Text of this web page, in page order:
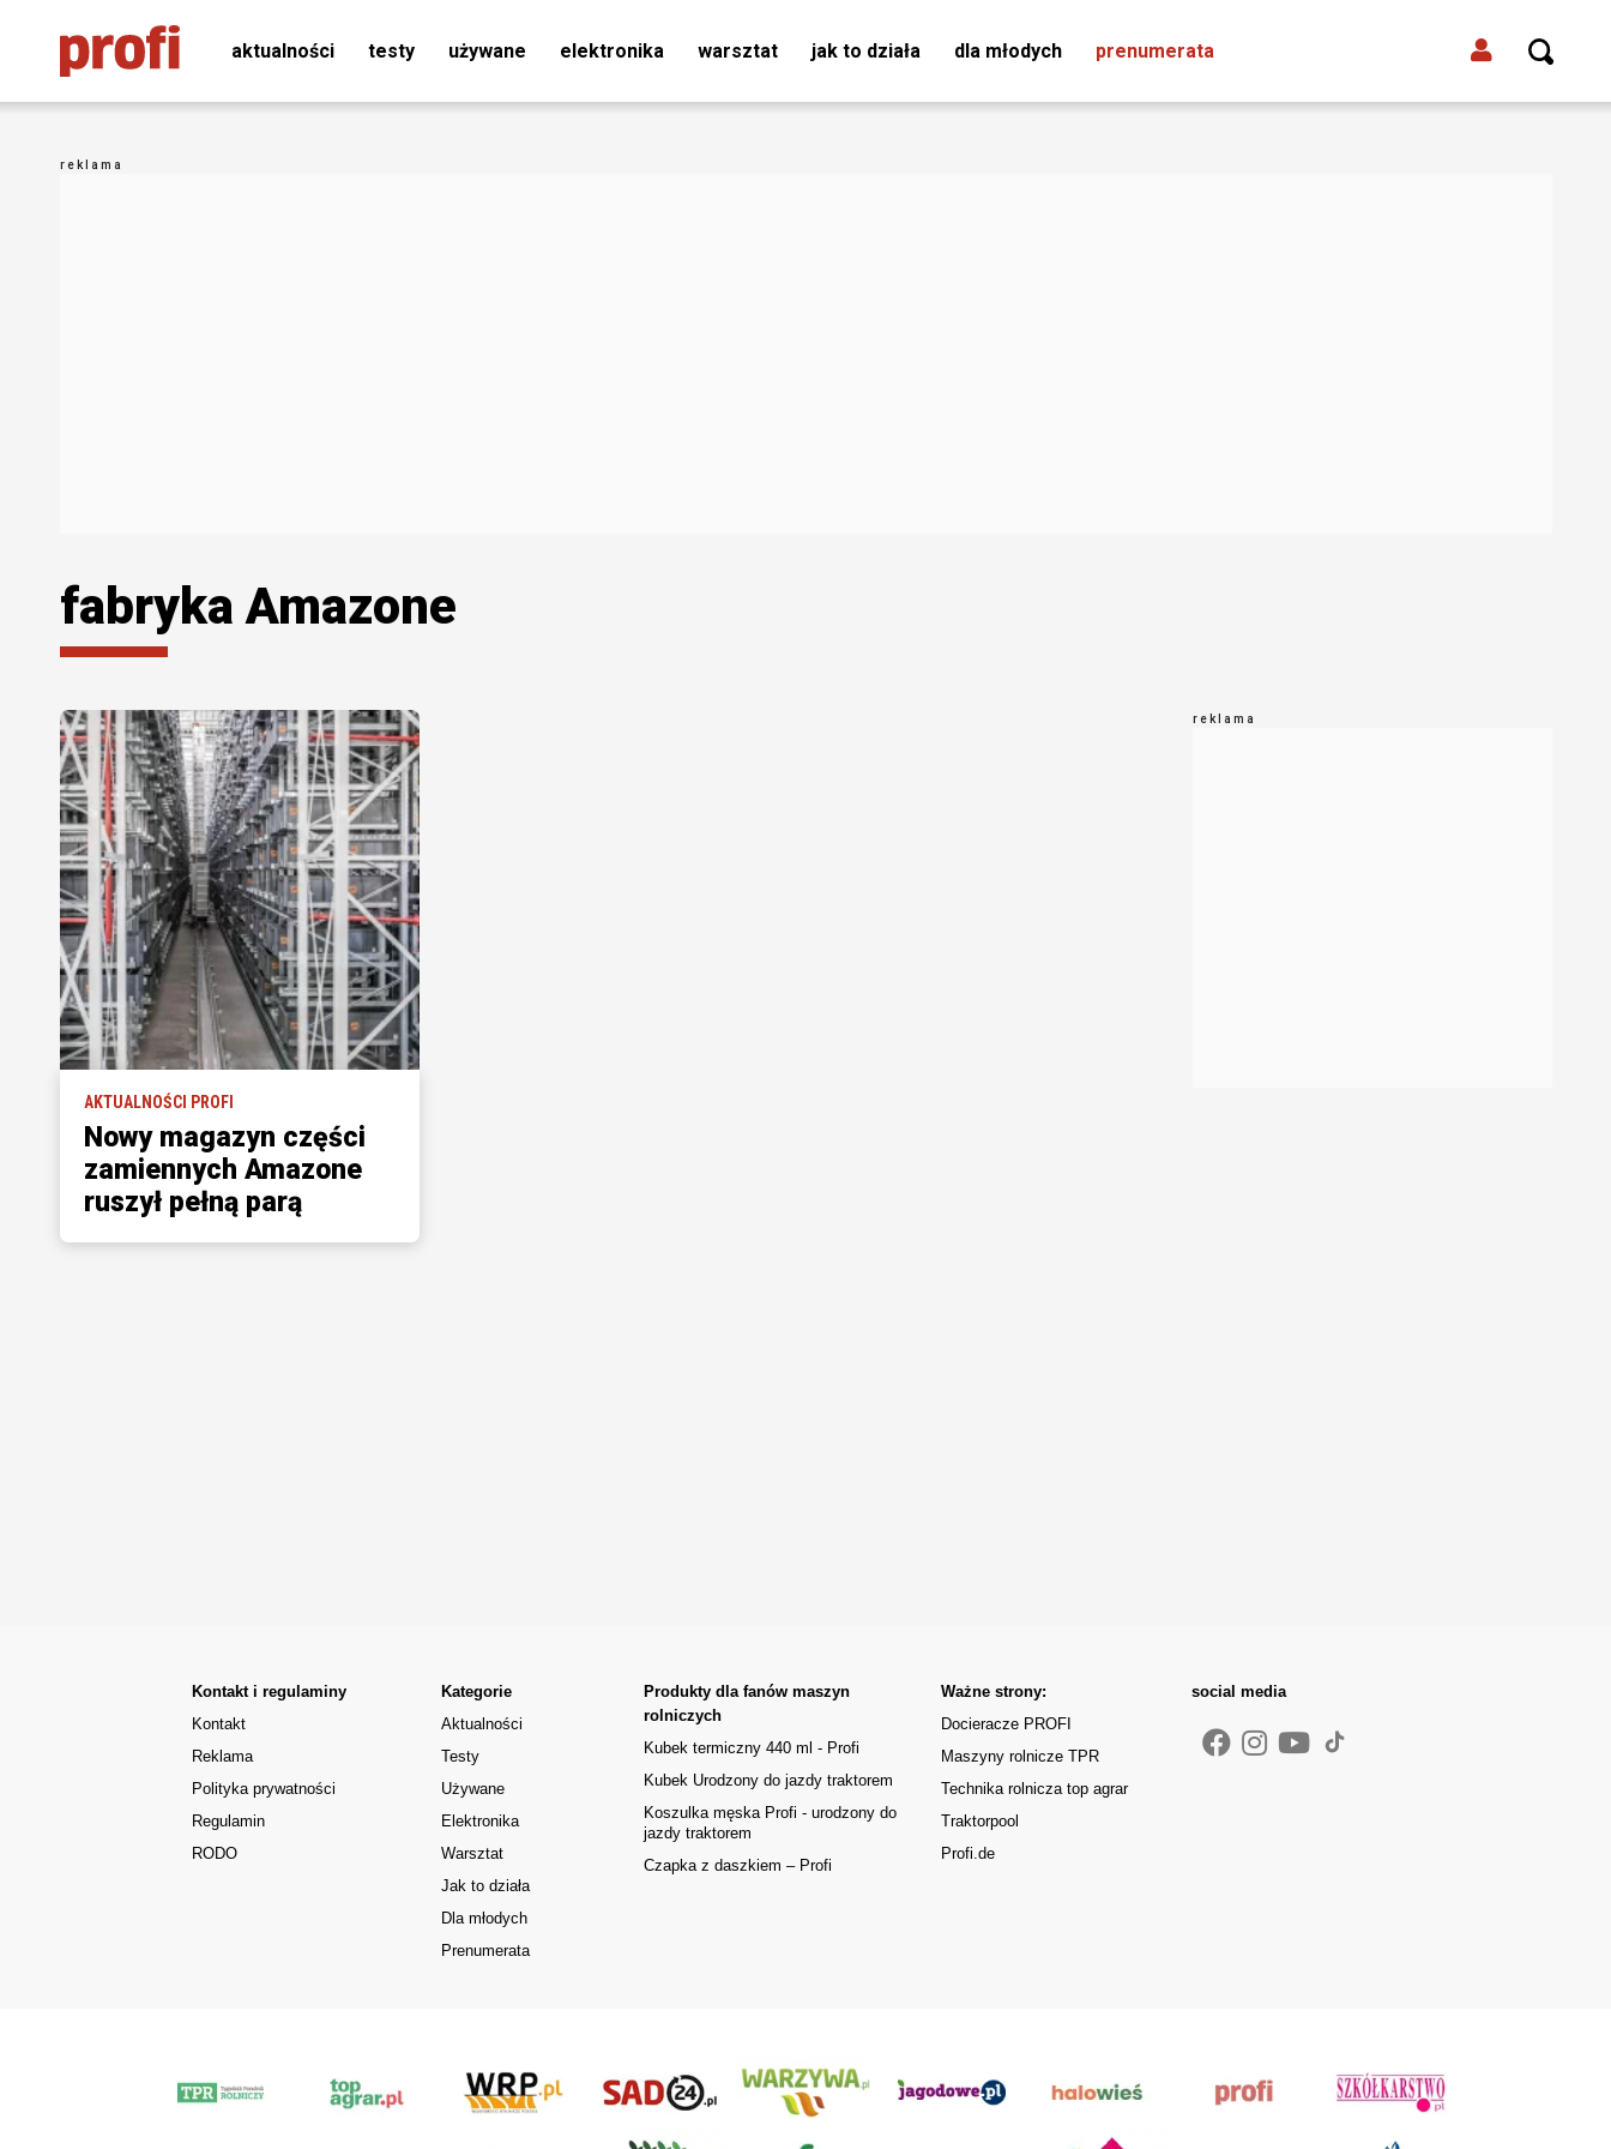
aktualności testy używane elektronika warsztat jak to działa dla młodych prenumerata
fabryka Amazone
AKTUALNOŚCI PROFI
Nowy magazyn części
zamiennych Amazone
ruszył pełną parą
Kontakt i regulaminy
Kontakt
Reklama
Polityka prywatności
Regulamin
RODO
Kategorie
Aktualności
Testy
Używane
Elektronika
Warsztat
Jak to działa
Dla młodych
Prenumerata
Produkty dla fanów maszyn
rolniczych
Kubek termiczny 440 ml - Profi
Kubek Urodzony do jazdy traktorem
Koszulka męska Profi - urodzony do
jazdy traktorem
Czapka z daszkiem – Profi
Ważne strony:
Docieracze PROFI
Maszyny rolnicze TPR
Technika rolnicza top agrar
Traktorpool
Profi.de
social media